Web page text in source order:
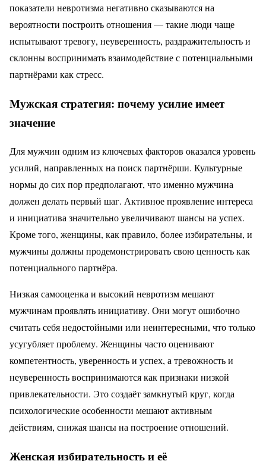
показатели невротизма негативно сказываются на
вероятности построить отношения — такие люди чаще
испытывают тревогу, неуверенность, раздражительность и
склонны воспринимать взаимодействие с потенциальными
партнёрами как стресс.
Мужская стратегия: почему усилие имеет
значение
Для мужчин одним из ключевых факторов оказался уровень
усилий, направленных на поиск партнёрши. Культурные
нормы до сих пор предполагают, что именно мужчина
должен делать первый шаг. Активное проявление интереса
и инициатива значительно увеличивают шансы на успех.
Кроме того, женщины, как правило, более избирательны, и
мужчины должны продемонстрировать свою ценность как
потенциального партнёра.
Низкая самооценка и высокий невротизм мешают
мужчинам проявлять инициативу. Они могут ошибочно
считать себя недостойными или неинтересными, что только
усугубляет проблему. Женщины часто оценивают
компетентность, уверенность и успех, а тревожность и
неуверенность воспринимаются как признаки низкой
привлекательности. Это создаёт замкнутый круг, когда
психологические особенности мешают активным
действиям, снижая шансы на построение отношений.
Женская избирательность и её